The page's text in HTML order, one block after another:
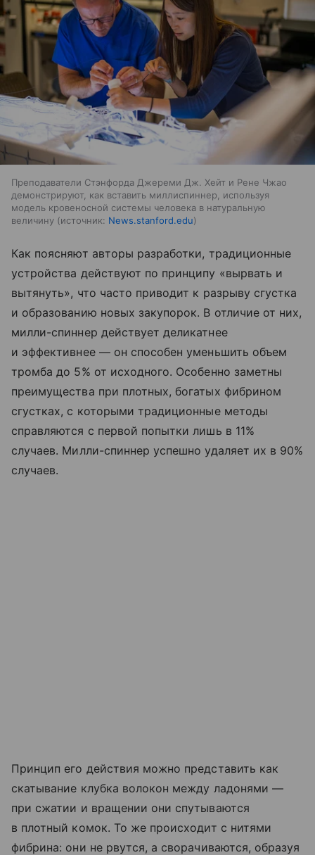
Преподаватели Стэнфорда Джереми Дж. Хейт и Рене Чжао
демонстрируют, как вставить миллиспиннер, используя
модель кровеносной системы человека в натуральную
величину
источник: News.stanford.edu
Как поясняют авторы разработки, традиционные
устройства действуют по принципу «вырвать и
вытянуть», что часто приводит к разрыву сгустка
и образованию новых закупорок. В отличие от них,
милли-спиннер действует деликатнее
и эффективнее — он способен уменьшить объем
тромба до 5% от исходного. Особенно заметны
преимущества при плотных, богатых фибрином
сгустках, с которыми традиционные методы
справляются с первой попытки лишь в 11%
случаев. Милли-спиннер успешно удаляет их в 90%
случаев.
Принцип его действия можно представить как
скатывание клубка волокон между ладонями —
при сжатии и вращении они спутываются
в плотный комок. То же происходит с нитями
фибрина: они не рвутся, а сворачиваются, образуя